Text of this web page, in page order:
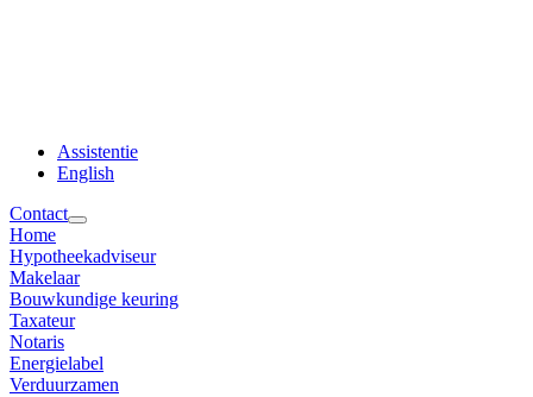
Assistentie
English
Contact
Home
Hypotheekadviseur
Makelaar
Bouwkundige keuring
Taxateur
Notaris
Energielabel
Verduurzamen